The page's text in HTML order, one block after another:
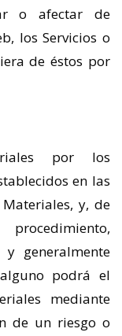
o afectar de
los Servicios o
de éstos por
por los
en las
y, de
generalmente
podrá el
mediante
de un riesgo o